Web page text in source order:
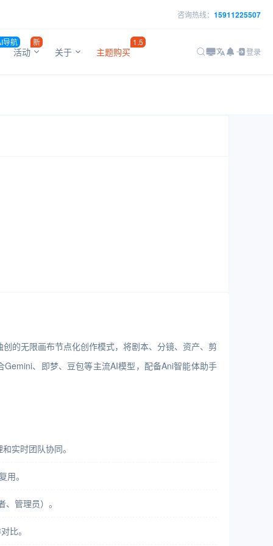
咨询热线： 15911225507
导航
活动
新
关于 主题购买
1.5
登录
的无限画布节点化创作模式，将剧本、分镜、资产、剪
、即梦、豆包等主流AI模型，配备Ani智能体助手
实时团队协同。
。
管理员）。
比。